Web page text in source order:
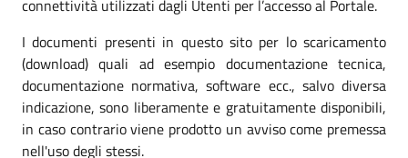
connettività utilizzati dagli Utenti per l’accesso al Portale.
I documenti presenti in questo sito per lo scaricamento
(download) quali ad esempio documentazione tecnica,
documentazione normativa, software ecc., salvo diversa
indicazione, sono liberamente e gratuitamente disponibili,
in caso contrario viene prodotto un avviso come premessa
nell'uso degli stessi.